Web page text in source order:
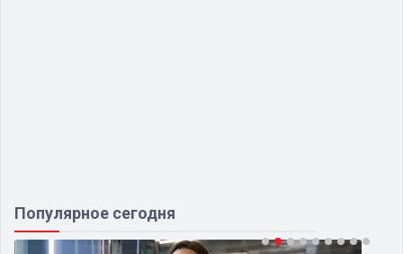
Популярное сегодня